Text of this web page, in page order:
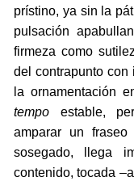
prístino, ya sin la
pulsación
firmeza como
del contrapunto con
la ornamentación
tempoestable,
amparar un
sosegado, llega
contenido, tocada